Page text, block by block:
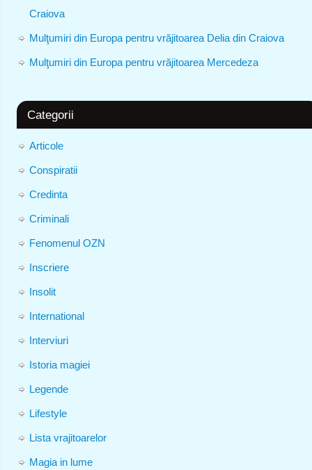
Craiova
Mulţumiri din Europa pentru vrăjitoarea Delia din Craiova
Mulţumiri din Europa pentru vrăjitoarea Mercedeza
Categorii
Articole
Conspiratii
Credinta
Criminali
Fenomenul OZN
Inscriere
Insolit
International
Interviuri
Istoria magiei
Legende
Lifestyle
Lista vrajitoarelor
Magia in lume